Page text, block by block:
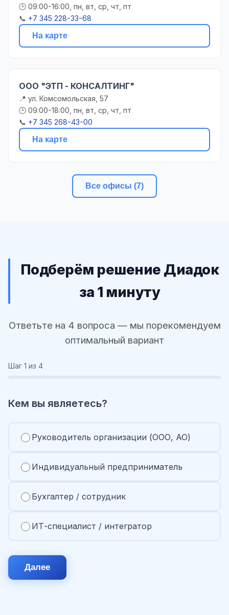
🕒 09:00-16:00, пн, вт, ср, чт, пт
📞 +7 345 228-33-68
На карте
ООО "ЭТП - КОНСАЛТИНГ"
📍 ул. Комсомольская, 57
🕒 09:00-18:00, пн, вт, ср, чт, пт
📞 +7 345 268-43-00
На карте
Все офисы (7)
Подберём решение Диадок
за 1 минуту
Ответьте на 4 вопроса — мы порекомендуем
оптимальный вариант
Шаг 1 из 4
Кем вы являетесь?
Руководитель организации (ООО, АО)
Индивидуальный предприниматель
Бухгалтер / сотрудник
ИТ-специалист / интегратор
Далее